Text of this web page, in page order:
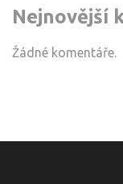
Nejnovější
Žádné komentáře.